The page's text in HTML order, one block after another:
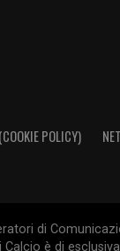
POLICY)
di
è di